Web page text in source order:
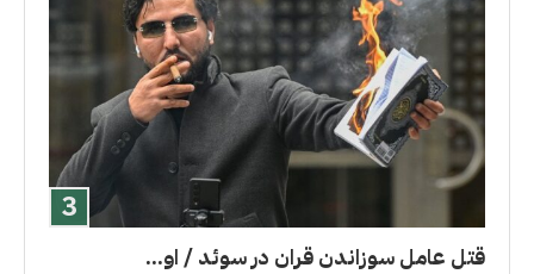
قتل عامل سوزاندن قران در سوئد / او...